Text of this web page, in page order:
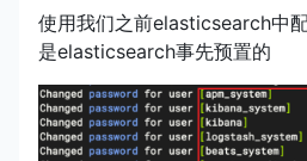
使用我们之前elasticsearch中
是elasticsearch事先预置的